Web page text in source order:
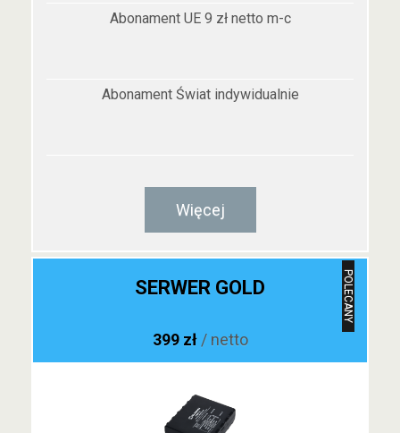
Abonament UE 9 zł netto m-c
Abonament Świat indywidualnie
Więcej
POLECANY
SERWER GOLD
399 zł / netto